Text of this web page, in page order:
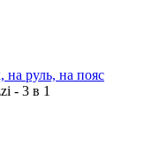
руль, на пояс
- 3 в 1